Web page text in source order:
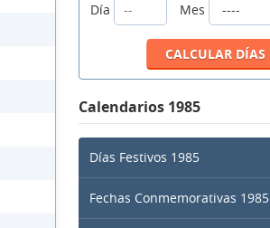
Día
Mes
Calendarios 1985
Días Festivos 1985
Fechas Conmemorativas 1985